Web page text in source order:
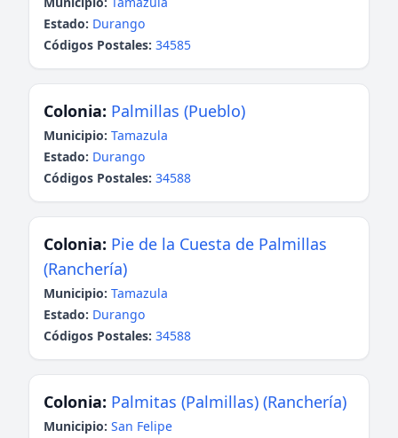
Estado: Durango
Códigos Postales: 34585
Colonia: Palmillas (Pueblo)
Municipio: Tamazula
Estado: Durango
Códigos Postales: 34588
Colonia: Pie de la Cuesta de Palmillas
(Ranchería)
Municipio: Tamazula
Estado: Durango
Códigos Postales: 34588
Colonia: Palmitas (Palmillas) (Ranchería)
Municipio: San Felipe